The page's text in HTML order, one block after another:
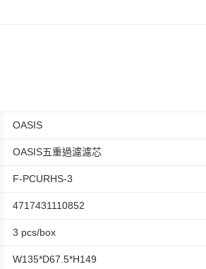
OASIS
OASIS五重過濾濾芯
F-PCURHS-3
4717431110852
3 pcs/box
W135*D67.5*H149